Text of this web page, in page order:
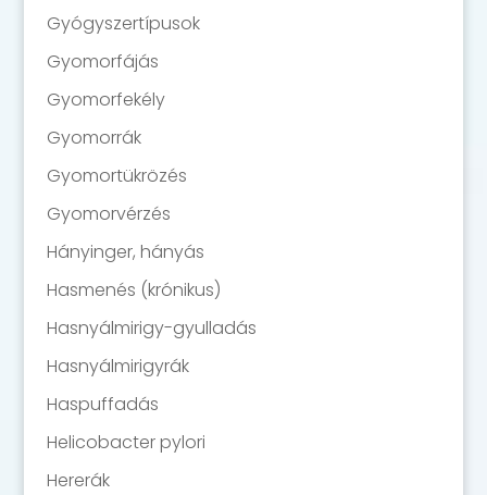
Gyógyszertípusok
Gyomorfájás
Gyomorfekély
Gyomorrák
Gyomortükrözés
Gyomorvérzés
Hányinger, hányás
Hasmenés (krónikus)
Hasnyálmirigy-gyulladás
Hasnyálmirigyrák
Haspuffadás
Helicobacter pylori
Hererák